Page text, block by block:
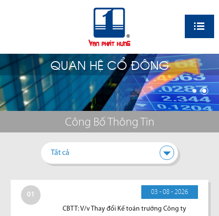
QUAN HỆ CỔ ĐÔNG
Công Bố Thông Tin
Tất cả
01 03 - 08 - 2026
CBTT: V/v Thay đổi Kế toán trưởng Công ty